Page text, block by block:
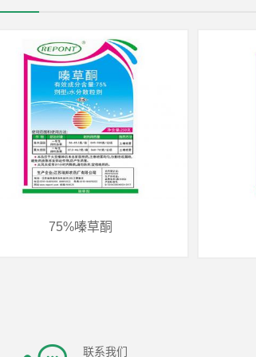
75%嗪草酮
联系我们